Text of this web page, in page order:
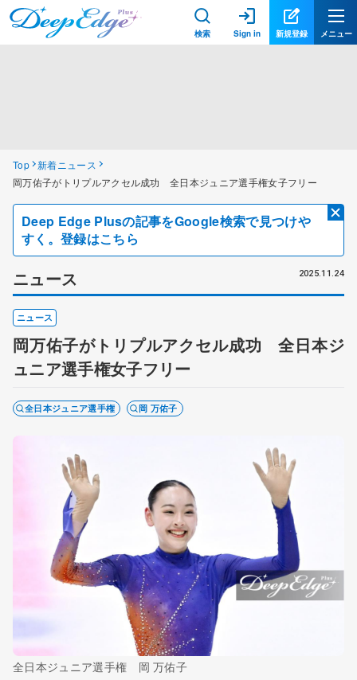
検索 Sign in 新規登録 メニュー
Top 新着ニュース
岡万佑子がトリプルアクセル成功 全日本ジュニア選手権女子フリー
Deep Edge Plusの記事をGoogle検索で見つけや
すく。登録はこちら
ニュース 2025.11.24
ニュース
岡万佑子がトリプルアクセル成功 全日本ジ
ュニア選手権女子フリー
全日本ジュニア選手権 岡 万佑子
全日本ジュニア選手権 岡 万佑子